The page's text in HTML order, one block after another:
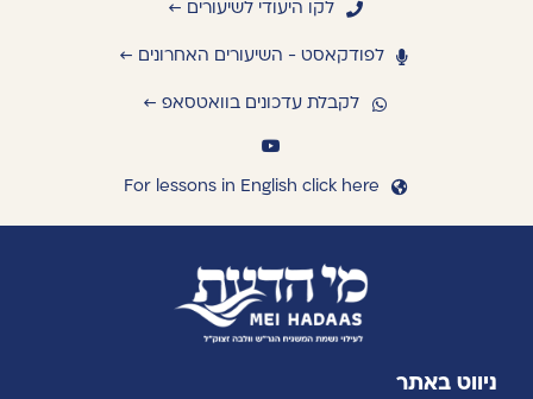
לקו היעודי לשיעורים ←
לפודקאסט - השיעורים האחרונים ←
לקבלת עדכונים בוואטסאפ ←
For lessons in English click here
ניווט באתר